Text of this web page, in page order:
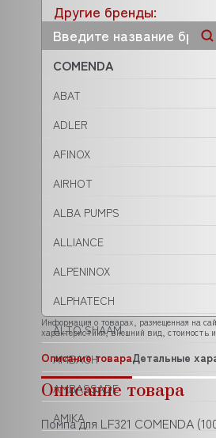
Другие бренды:
COMENDA
ABAT
ADLER
AFINOX
AIRHOT
ALBA PUMPS
ALLIANCE
ALPENINOX
ALPHATECH
ALTO SHAAM
AMBACH
AMBASSADE
AMIKA
Информация о товарах, размещенная на
характеристики, внешний вид, стоимость
Описание товараДетальные
Описание товара
Помпа для LF321 COMENDA